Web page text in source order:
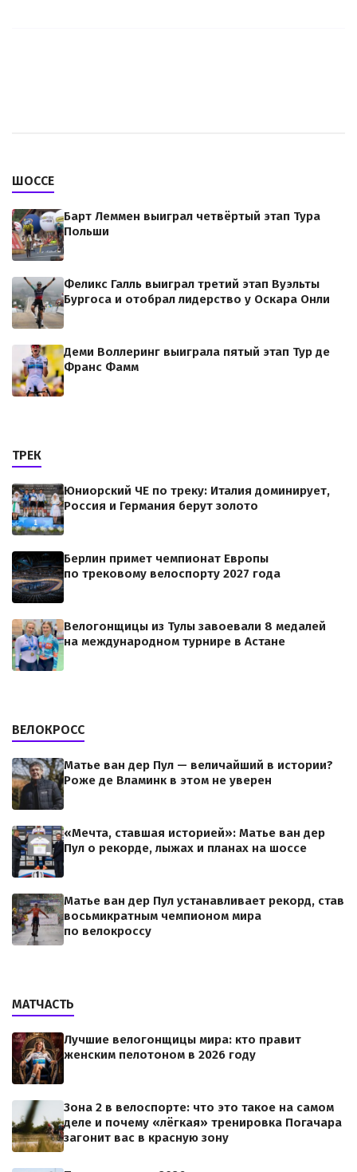
ШОССЕ
Барт Леммен выиграл четвёртый этап Тура
Польши
Феликс Галль выиграл третий этап Вуэльты
Бургоса и отобрал лидерство у Оскара Онли
Деми Воллеринг выиграла пятый этап Тур де
Франс Фамм
ТРЕК
Юниорский ЧЕ по треку: Италия доминирует,
Россия и Германия берут золото
Берлин примет чемпионат Европы
по трековому велоспорту 2027 года
Велогонщицы из Тулы завоевали 8 медалей
на международном турнире в Астане
ВЕЛОКРОСС
Матье ван дер Пул — величайший в истории?
Роже де Вламинк в этом не уверен
«Мечта, ставшая историей»: Матье ван дер
Пул о рекорде, лыжах и планах на шоссе
Матье ван дер Пул устанавливает рекорд, став
восьмикратным чемпионом мира
по велокроссу
МАТЧАСТЬ
Лучшие велогонщицы мира: кто правит
женским пелотоном в 2026 году
Зона 2 в велоспорте: что это такое на самом
деле и почему «лёгкая» тренировка Погачара
загонит вас в красную зону